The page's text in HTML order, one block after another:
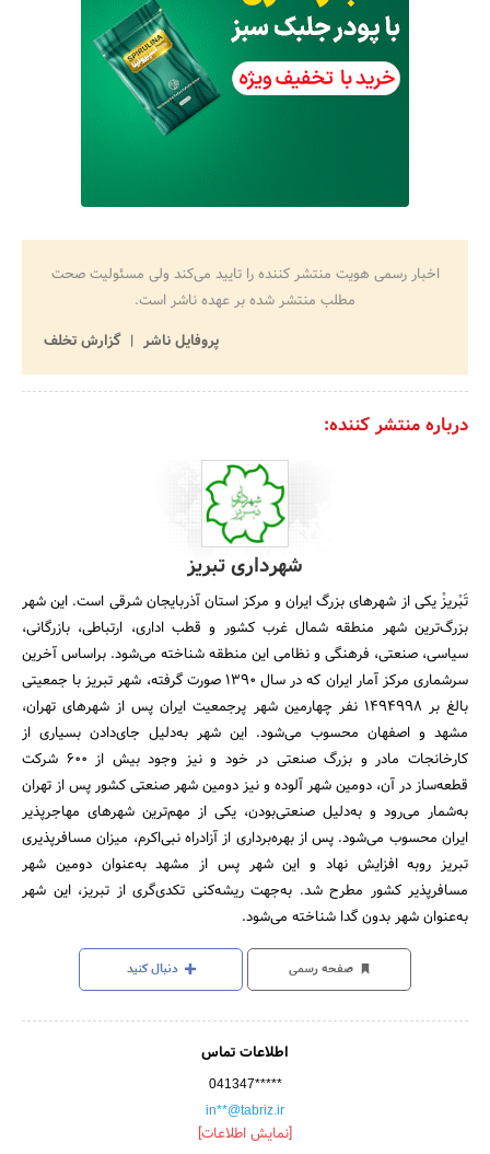
اخبار رسمی هویت منتشر کننده را تایید می‌کند ولی مسئولیت صحت
مطلب منتشر شده بر عهده ناشر است.
پروفایل ناشر
گزارش تخلف
درباره منتشر کننده:
شهرداری تبریز
تَبْریزْ یکی از شهرهای بزرگ ایران و مرکز استان آذربایجان شرقی است. این شهر
بزرگ‌ترین شهر منطقه شمال غرب کشور و قطب اداری، ارتباطی، بازرگانی،
سیاسی، صنعتی، فرهنگی و نظامی این منطقه شناخته می‌شود. براساس آخرین
سرشماری مرکز آمار ایران که در سال 1390 صورت گرفته، شهر تبریز با جمعیتی
بالغ بر 1494998 نفر چهارمین شهر پرجمعیت ایران پس از شهرهای تهران،
مشهد و اصفهان محسوب می‌شود. این شهر به‌دلیل جای‌دادن بسیاری از
کارخانجات مادر و بزرگ صنعتی در خود و نیز وجود بیش از 600 شرکت
قطعه‌ساز در آن، دومین شهر آلوده و نیز دومین شهر صنعتی کشور پس از تهران
به‌شمار می‌رود و به‌دلیل صنعتی‌بودن، یکی از مهم‌ترین شهرهای مهاجرپذیر
ایران محسوب می‌شود. پس از بهره‌برداری از آزادراه نبی‌اکرم، میزان مسافرپذیری
تبریز روبه افزایش نهاد و این شهر پس از مشهد به‌عنوان دومین شهر
مسافرپذیر کشور مطرح شد. به‌جهت ریشه‌کنی تکدی‌گری از تبریز، این شهر
به‌عنوان شهر بدون گدا شناخته می‌شود.
صفحه رسمی دنبال کنید
اطلاعات تماس
041347*****
in**@tabriz.ir
[نمایش اطلاعات]